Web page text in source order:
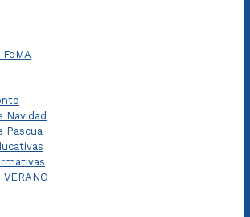
Navidad
Pascua